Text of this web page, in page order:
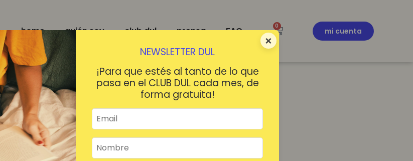
×
NEWSLETTER DUL
¡Para que estés al tanto de lo que
pasa en el CLUB DUL cada mes, de
forma gratuita!
home quién soy club dul prensa FAQ 0
mi cuenta
¡HOLA!